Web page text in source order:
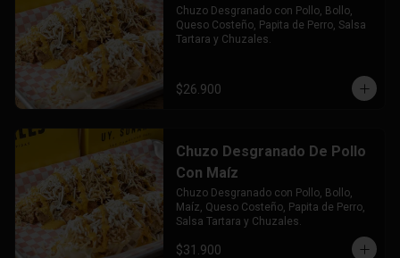
Chuzo Desgranado con Pollo, Bollo,
Queso Costeño, Papita de Perro, Salsa
Tartara y Chuzales.
$26.900
Chuzo Desgranado De Pollo
Con Maíz
Chuzo Desgranado con Pollo, Bollo,
Maíz, Queso Costeño, Papita de Perro,
Salsa Tartara y Chuzales.
$31.900